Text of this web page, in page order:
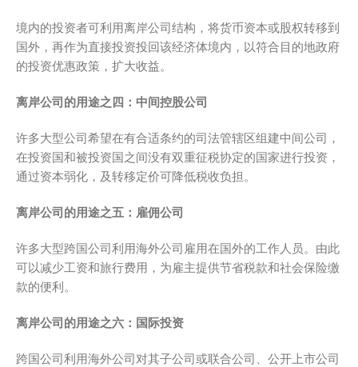
境内的投资者可利用离岸公司结构，将货币资本或股权转移到
国外，再作为直接投资投回该经济体境内，以符合目的地政府
的投资优惠政策，扩大收益。
离岸公司的用途之四：中间控股公司
许多大型公司希望在有合适条约的司法管辖区组建中间公司，
在投资国和被投资国之间没有双重征税协定的国家进行投资，
通过资本弱化，及转移定价可降低税收负担。
离岸公司的用途之五：雇佣公司
许多大型跨国公司利用海外公司雇用在国外的工作人员。由此
可以减少工资和旅行费用，为雇主提供节省税款和社会保险缴
款的便利。
离岸公司的用途之六：国际投资
跨国公司利用海外公司对其子公司或联合公司、公开上市公司